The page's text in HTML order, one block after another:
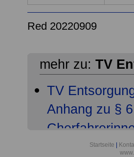
Red 20220909
mehr zu: TV
TV
Anhang zu §
TV Startseite